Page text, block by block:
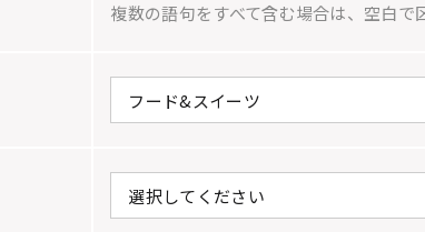
複数の語句をすべて含む場合は、空白で